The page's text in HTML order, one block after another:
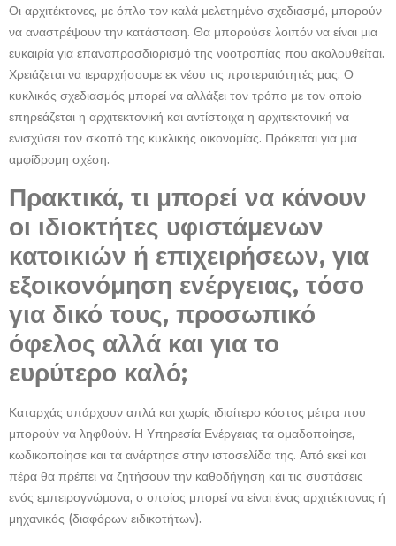
Οι αρχιτέκτονες, με όπλο τον καλά μελετημένο σχεδιασμό, μπορούν
να αναστρέψουν την κατάσταση. Θα μπορούσε λοιπόν να είναι μια
ευκαιρία για επαναπροσδιορισμό της νοοτροπίας που ακολουθείται.
Χρειάζεται να ιεραρχήσουμε εκ νέου τις προτεραιότητές μας. Ο
κυκλικός σχεδιασμός μπορεί να αλλάξει τον τρόπο με τον οποίο
επηρεάζεται η αρχιτεκτονική και αντίστοιχα η αρχιτεκτονική να
ενισχύσει τον σκοπό της κυκλικής οικονομίας. Πρόκειται για μια
αμφίδρομη σχέση.
Πρακτικά, τι μπορεί να κάνουν
οι ιδιοκτήτες υφιστάμενων
κατοικιών ή επιχειρήσεων, για
εξοικονόμηση ενέργειας, τόσο
για δικό τους, προσωπικό
όφελος αλλά και για το
ευρύτερο καλό;
Καταρχάς υπάρχουν απλά και χωρίς ιδιαίτερο κόστος μέτρα που
μπορούν να ληφθούν. Η Υπηρεσία Ενέργειας τα ομαδοποίησε,
κωδικοποίησε και τα ανάρτησε στην ιστοσελίδα της. Από εκεί και
πέρα θα πρέπει να ζητήσουν την καθοδήγηση και τις συστάσεις
ενός εμπειρογνώμονα, ο οποίος μπορεί να είναι ένας αρχιτέκτονας ή
μηχανικός (διαφόρων ειδικοτήτων).